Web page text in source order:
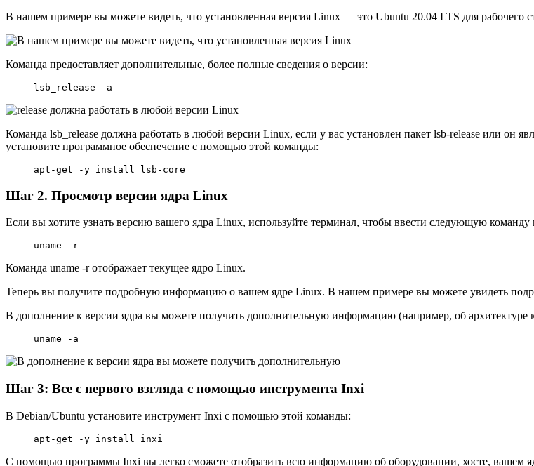
В нашем примере вы можете видеть, что установленная версия Linux — это Ubuntu 20.04 LTS для рабочего
Команда предоставляет дополнительные, более полные сведения о версии:
lsb_release -a
Команда lsb_release должна работать в любой версии Linux, если у вас установлен пакет lsb-release или он
установите программное обеспечение с помощью этой команды:
apt-get -y install lsb-core
Шаг 2. Просмотр версии ядра Linux
Если вы хотите узнать версию вашего ядра Linux, используйте терминал, чтобы ввести следующую
uname -r
Команда uname -r отображает текущее ядро ​​Linux.
Теперь вы получите подробную информацию о вашем ядре Linux. В нашем примере вы можете увидеть
В дополнение к версии ядра вы можете получить дополнительную информацию (например, об
uname -a
Шаг 3: Все с первого взгляда с помощью инструмента Inxi
В Debian/Ubuntu установите инструмент Inxi с помощью этой команды:
apt-get -y install inxi
С помощью программы Inxi вы легко сможете отобразить всю информацию об оборудовании, хосте, вашем